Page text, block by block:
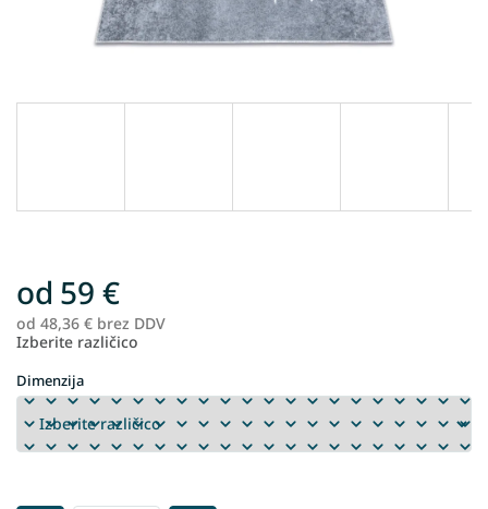
od 59 €
od 48,36 € brez DDV
Izberite različico
Dimenzija